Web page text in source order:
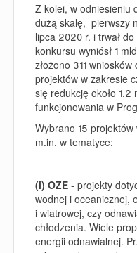
Z kolei, w odniesieniu
dużą skalę, pierwszy
lipca 2020 r. i trwał
konkursu wyniósł 1
złożono 311
projektów w zakresie
się redukcję około 1,2
funkcjonowania w
Wybrano 15
m.in. w tematyce:
(i) OZE - projekty
wodnej i oceanicznej,
i wiatrowej, czy
chłodzenia. Wiele
energii odnawialnej.